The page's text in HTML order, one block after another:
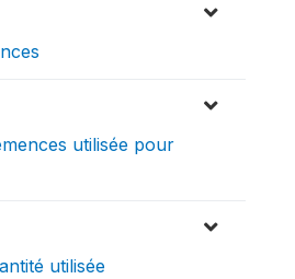
utilisée pour
utilisée